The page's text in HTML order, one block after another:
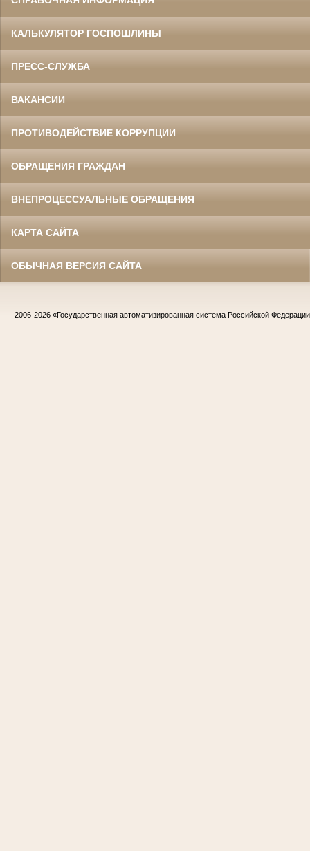
КАЛЬКУЛЯТОР ГОСПОШЛИНЫ
ПРЕСС-СЛУЖБА
ВАКАНСИИ
ПРОТИВОДЕЙСТВИЕ КОРРУПЦИИ
ОБРАЩЕНИЯ ГРАЖДАН
ВНЕПРОЦЕССУАЛЬНЫЕ ОБРАЩЕНИЯ
КАРТА САЙТА
ОБЫЧНАЯ ВЕРСИЯ САЙТА
2006-2026 «Государственная автоматизированная система Российской